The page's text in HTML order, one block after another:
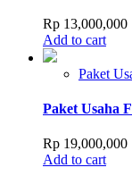
Rp 13,000,000
Add to cart
Paket
Paket Usaha
Rp 19,000,000
Add to cart